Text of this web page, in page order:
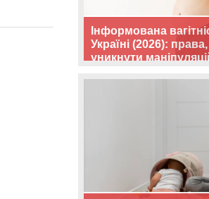
Інформована
Україні (2026):
уникнути